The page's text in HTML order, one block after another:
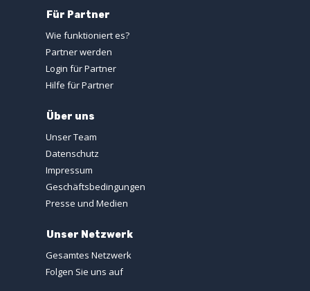
Für Partner
Wie funktioniert es?
Partner werden
Login für Partner
Hilfe für Partner
Über uns
Unser Team
Datenschutz
Impressum
Geschäftsbedingungen
Presse und Medien
Unser Netzwerk
Gesamtes Netzwerk
Folgen Sie uns auf